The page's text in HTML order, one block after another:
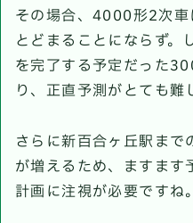
その場合、4000形2次
とどまることにならず
を完了する予定だった
り、正直予測がとても難
さらに新百合ヶ丘駅ま
が増えるため、ますます
計画に注視が必要ですね。